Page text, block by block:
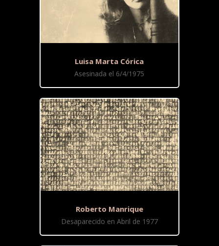
Luisa Marta Córica
Asesinada el 6/4/1975
Roberto Manrique
Desaparecido en Abril de 1977